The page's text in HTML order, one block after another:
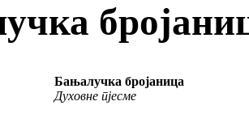
Бањалучка бројаница
Духовне пјесме